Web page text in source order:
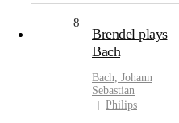
8
Brendel plays
Bach
Bach, Johann
Sebastian
Philips